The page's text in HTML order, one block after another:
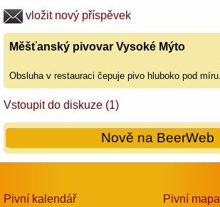
vložit nový příspěvek
Měšťanský pivovar Vysoké Mýto
Obsluha v restauraci čepuje pivo hluboko pod míru.
Vstoupit do diskuze (1)
Nově na BeerWeb
Pivní kalendář
Pivní mapa